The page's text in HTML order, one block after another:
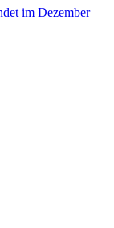
im Dezember